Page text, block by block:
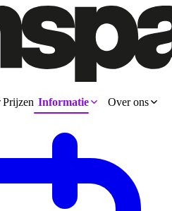
Prijzen Informatie Over ons